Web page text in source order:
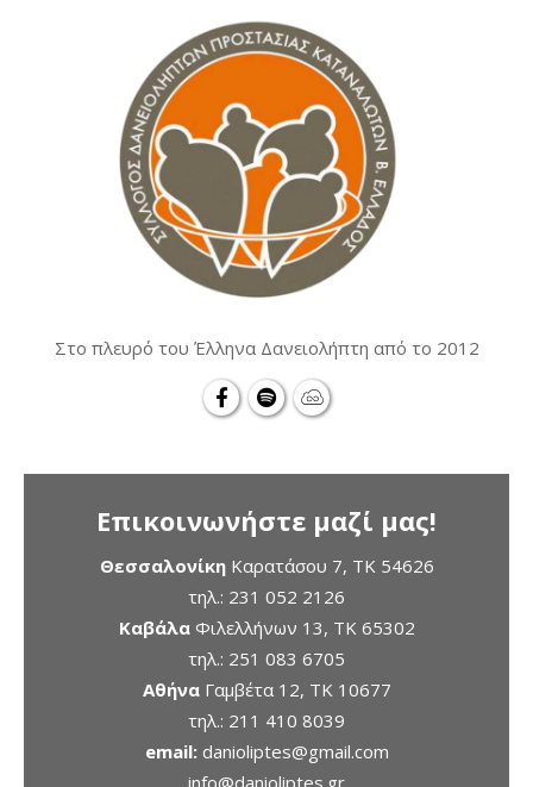
Στο πλευρό του Έλληνα Δανειολήπτη από το 2012
Επικοινωνήστε μαζί μας!
ΘεσσαλονίκηΚαρατάσου 7, TK 54626
τηλ.: 231 052 2126
ΚαβάλαΦιλελλήνων 13, ΤΚ 65302
τηλ.: 251 083 6705
ΑθήναΓαμβέτα 12, ΤΚ 10677
τηλ.: 211 410 8039
email: danioliptes@gmail.com
info@danioliptes.gr